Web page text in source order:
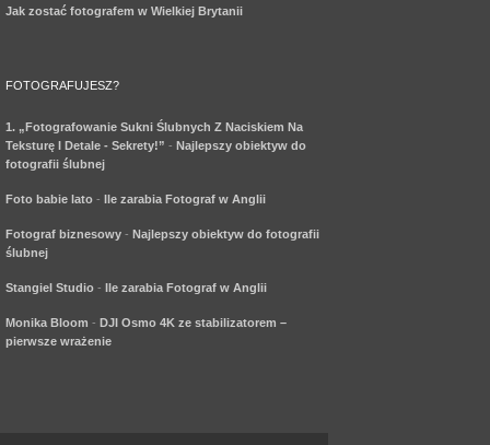
Jak zostać fotografem w Wielkiej Brytanii
FOTOGRAFUJESZ?
1. „Fotografowanie Sukni Ślubnych Z Naciskiem Na
Teksturę I Detale - Sekrety!” - Najlepszy obiektyw do
fotografii ślubnej
Foto babie lato - Ile zarabia Fotograf w Anglii
Fotograf biznesowy - Najlepszy obiektyw do fotografii
ślubnej
Stangiel Studio - Ile zarabia Fotograf w Anglii
Monika Bloom - DJI Osmo 4K ze stabilizatorem –
pierwsze wrażenie